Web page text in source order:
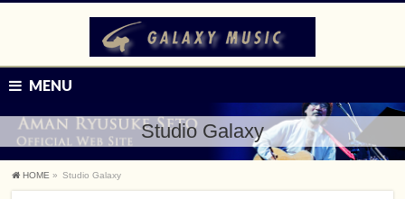
MENU
Studio Galaxy
HOME » Studio Galaxy